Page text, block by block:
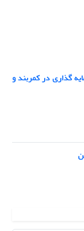
گذاری در کمربند و